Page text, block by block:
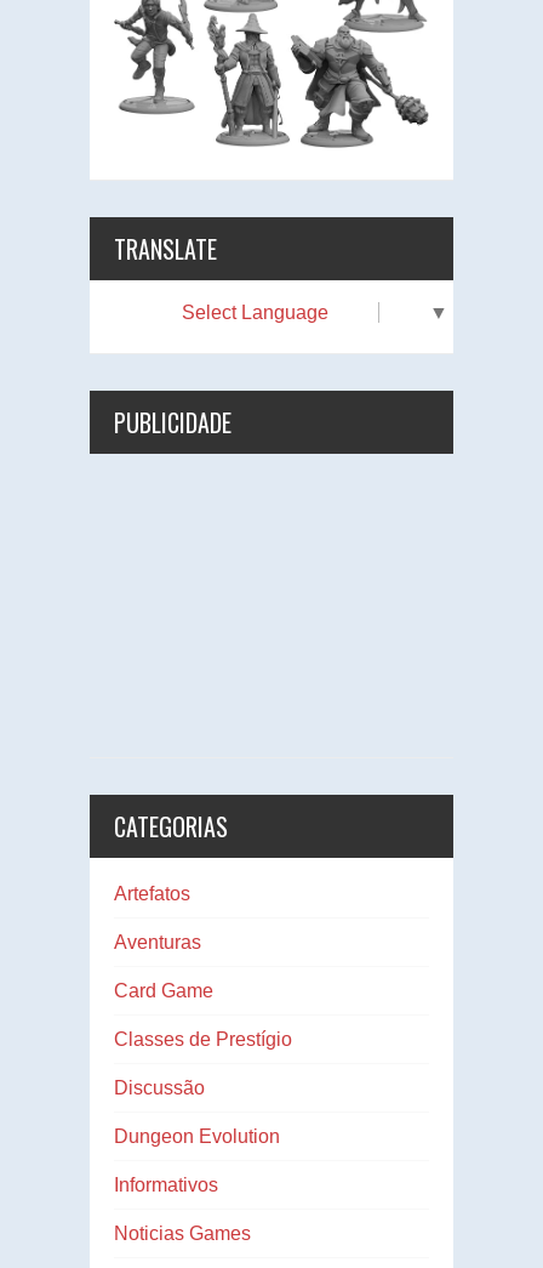
TRANSLATE
Select Language ▼
PUBLICIDADE
CATEGORIAS
Artefatos
Aventuras
Card Game
Classes de Prestígio
Discussão
Dungeon Evolution
Informativos
Noticias Games